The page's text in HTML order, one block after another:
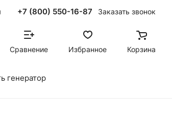
+7 (800) 550-16-87 Заказать звонок
Сравнение Избранное Корзина
генератор